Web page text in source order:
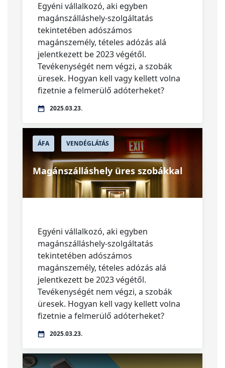
Egyéni vállalkozó, aki egyben
magánszálláshely-szolgáltatás
tekintetében adószámos
magánszemély, tételes adózás alá
jelentkezett be 2023 végétől.
Tevékenységét nem végzi, a szobák
üresek. Hogyan kell vagy kellett volna
fizetnie a felmerülő adóterheket?
2025.03.23.
ÁFA VENDÉGLÁTÁS
Magánszálláshely üres szobákkal
Egyéni vállalkozó, aki egyben
magánszálláshely-szolgáltatás
tekintetében adószámos
magánszemély, tételes adózás alá
jelentkezett be 2023 végétől.
Tevékenységét nem végzi, a szobák
üresek. Hogyan kell vagy kellett volna
fizetnie a felmerülő adóterheket?
2025.03.23.